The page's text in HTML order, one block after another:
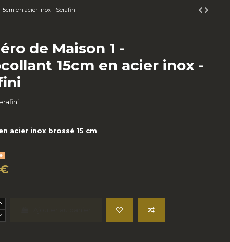
en acier inox - Serafini
de Maison 1 -
15cm en acier inox -
acier inox brossé 15 cm